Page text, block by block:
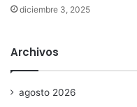
diciembre 3, 2025
Archivos
agosto 2026